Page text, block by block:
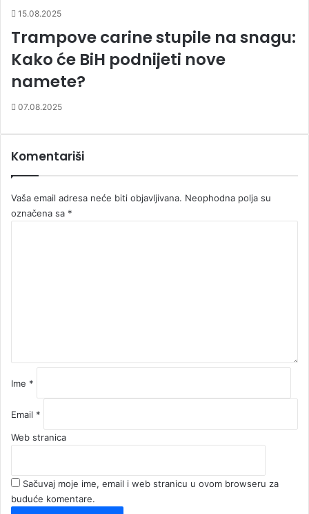
15.08.2025
Trampove carine stupile na snagu:
Kako će BiH podnijeti nove
namete?
07.08.2025
Komentariši
Vaša email adresa neće biti objavljivana. Neophodna polja su
označena sa *
Ime *
Email *
Web stranica
Sačuvaj moje ime, email i web stranicu u ovom browseru za
buduće komentare.